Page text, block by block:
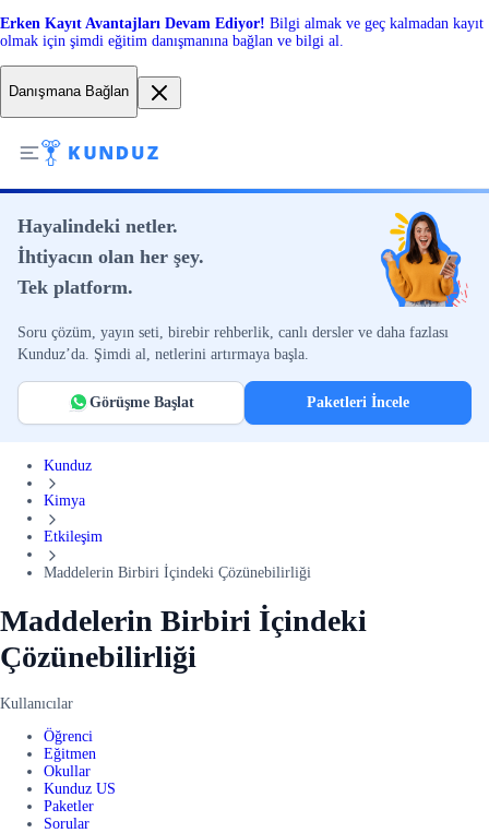
Erken Kayıt Avantajları Devam Ediyor! Bilgi almak ve geç kalmadan kayıt
olmak için şimdi eğitim danışmanına bağlan ve bilgi al.
Danışmana Bağlan
Hayalindeki netler.
İhtiyacın olan her şey.
Tek platform.
Soru çözüm, yayın seti, birebir rehberlik, canlı dersler ve daha fazlası
Kunduz’da. Şimdi al, netlerini artırmaya başla.
Görüşme Başlat Paketleri İncele
Kunduz
Kimya
Etkileşim
Maddelerin Birbiri İçindeki Çözünebilirliği
Maddelerin Birbiri İçindeki
Çözünebilirliği
Kullanıcılar
Öğrenci
Eğitmen
Okullar
Kunduz US
Paketler
Sorular